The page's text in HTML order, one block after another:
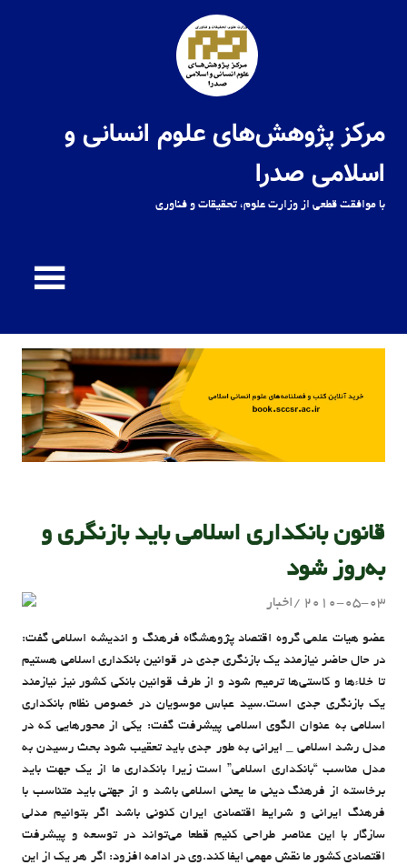
مرکز پژوهش‌های علوم انسانی و
اسلامی صدرا
با موافقت قطعی از وزارت علوم، تحقیقات و فناوری
قانون بانکداری اسلامی باید بازنگری و
به‌روز شود
2010-05-03
admin
اخبار
عضو هیات علمی گروه اقتصاد پژوهشگاه فرهنگ و اندیشه اسلامی گفت:
در حال حاضر نیازمند یک بازنگری جدی در قوانین بانکداری اسلامی هستیم
تا خلاءها و کاستی‌ها ترمیم شود و از طرف قوانین بانکی کشور نيز نیازمند
یک بازنگری جدی است.سید عباس موسویان در خصوص نظام بانکداری
اسلامی به عنوان الگوی اسلامی پیشرفت گفت: یکی از محورهایی که در
مدل رشد اسلامي _ ايراني به طور جدی باید تعقیب شود بحث رسیدن به
مدل مناسب “بانکداری اسلامی” است زیرا بانکداری ما از یک جهت باید
برخاسته از فرهنگ دینی ما یعنی اسلامی باشد و از جهتی باید متناسب با
فرهنگ ایرانی و شرایط اقتصادی ایران کنونی باشد اگر بتوانیم مدلی
سازگار با این عناصر طراحی کنیم قطعا می‌تواند در توسعه و پیشرفت
اقتصادی کشور ما نقش مهمی ایفا کند.وی در ادامه افزود: اگر هر یک از این